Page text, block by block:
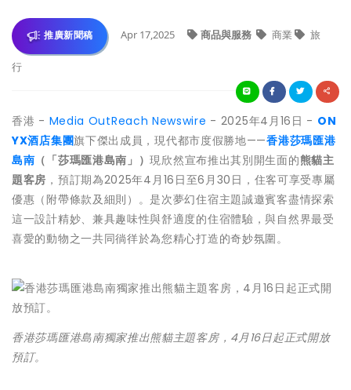
推廣新聞稿 Apr 17,2025 商品與服務 商業 旅
行
香港 - Media OutReach Newswire - 2025年4月16日 - ON
YX酒店集團旗下傑出成員，現代都市度假勝地——香港莎瑪匯港
島南 （「莎瑪匯港島南」）現欣然宣布推出其別開生面的熊貓主
題客房 ，預訂期為2025年4月16日至6月30日，住客可享受專屬
優惠（附帶條款及細則）。是次夢幻住宿主題誠邀賓客盡情探索
這一設計精妙、兼具趣味性與舒適度的住宿體驗，與自然界最受
喜愛的動物之一共同徜徉於為您精心打造的奇妙氛圍。
香港莎瑪匯港島南獨家推出熊貓主題客房，4月16日起正式開放
預訂。